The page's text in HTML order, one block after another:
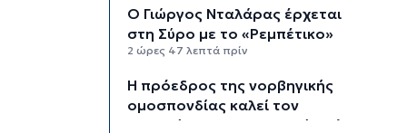
Ο Γιώργος Νταλάρας έρχεται
στη Σύρο με το «Ρεμπέτικο»
2 ώρες 47 λεπτά πρίν
Η πρόεδρος της νορβηγικής
ομοσπονδίας καλεί τον
Ινφαντίνο να παραιτηθεί από τη